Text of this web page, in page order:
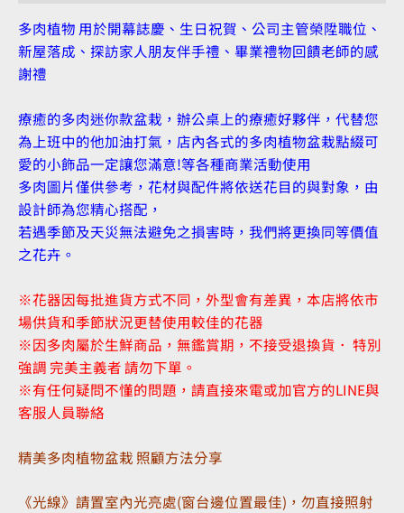
多肉植物 用於開幕誌慶、生日祝賀、公司主管榮陞職位、
新屋落成、探訪家人朋友伴手禮、畢業禮物回饋老師的感
謝禮
療癒的多肉迷你款盆栽，辦公桌上的療癒好夥伴，代替您
為上班中的他加油打氣，店內各式的多肉植物盆栽點綴可
愛的小飾品一定讓您滿意!等各種商業活動使用
多肉圖片僅供參考，花材與配件將依送花目的與對象，由
設計師為您精心搭配，
若遇季節及天災無法避免之損害時，我們將更換同等價值
之花卉。
※花器因每批進貨方式不同，外型會有差異，本店將依市
場供貨和季節狀況更替使用較佳的花器
※因多肉屬於生鮮商品，無鑑賞期，不接受退換貨． 特別
強調 完美主義者 請勿下單。
※有任何疑問不懂的問題，請直接來電或加官方的LINE與
客服人員聯絡
精美多肉植物盆栽 照顧方法分享
《光線》請置室內光亮處(窗台邊位置最佳)，勿直接照射